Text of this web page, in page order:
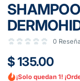
0
$ 135.00
¡Solo quedan 1!